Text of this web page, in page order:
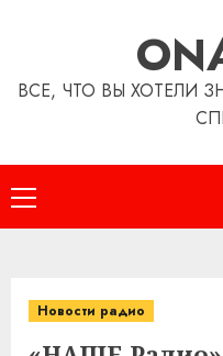
ВСЕ, ЧТО ВЫ ХОТЕЛИ
Основное
меню
Новости радио